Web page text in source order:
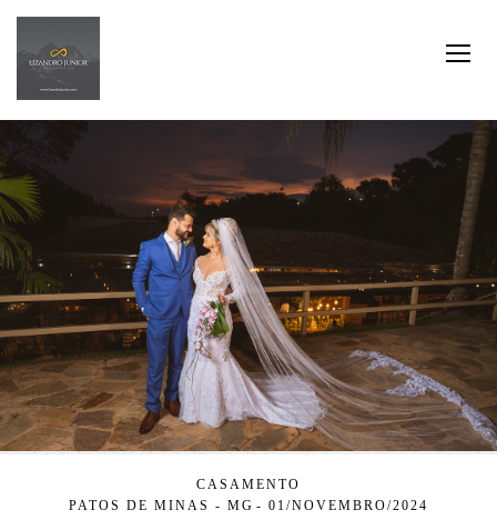
CASAMENTO
PATOS DE MINAS - MG
01/NOVEMBRO/2024